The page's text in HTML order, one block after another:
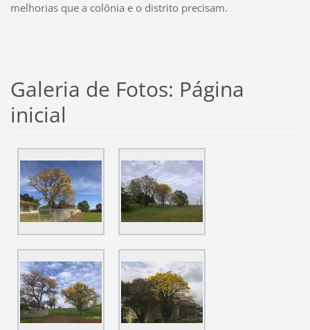
melhorias que a colônia e o distrito precisam.
Galeria de Fotos: Página
inicial